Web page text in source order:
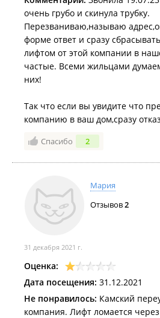
очень грубо и скинула трубку.
Перезваниваю,называю
форме ответ и сразу
лифтом от этой компании в
частые. Всеми жильцами
них!
Так что если вы увидите что
компанию в ваш дом,сразу
Спасибо 2
Мария
Отзывов2
31 декабря 2021 г.
Оценка:
Дата посещения: 31.12.2021
Не понравилось: Камский
компания. Лифт ломается